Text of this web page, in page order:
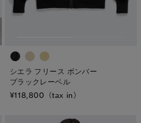
シエラ フリース ボンバー
ブラックレーベル
¥118,800（tax in）